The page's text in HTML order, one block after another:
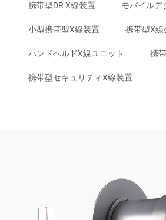
携帯型DR X線装置 モバイルデ
小型携帯型X線装置 携帯型X線
ハンドヘルドX線ユニット 携
携帯型セキュリティX線装置